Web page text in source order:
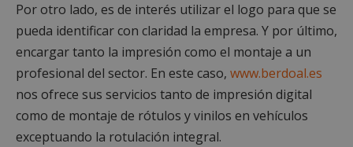
Por otro lado, es de interés utilizar el logo para que se
pueda identificar con claridad la empresa. Y por último,
encargar tanto la impresión como el montaje a un
profesional del sector. En este caso, www.berdoal.es
nos ofrece sus servicios tanto de impresión digital
como de montaje de rótulos y vinilos en vehículos
exceptuando la rotulación integral.
Las cookies estrictamente necesarias permiten la
funcionalidad principal del sitio web, como el
inicio de sesión de usuario y la gestión de cuentas.
El sitio web no se puede utilizar correctamente sin
las cookies estrictamente necesarias.
Proveedor
Dominio
PHPSESSID
PHP.net
alcorconhoy.com